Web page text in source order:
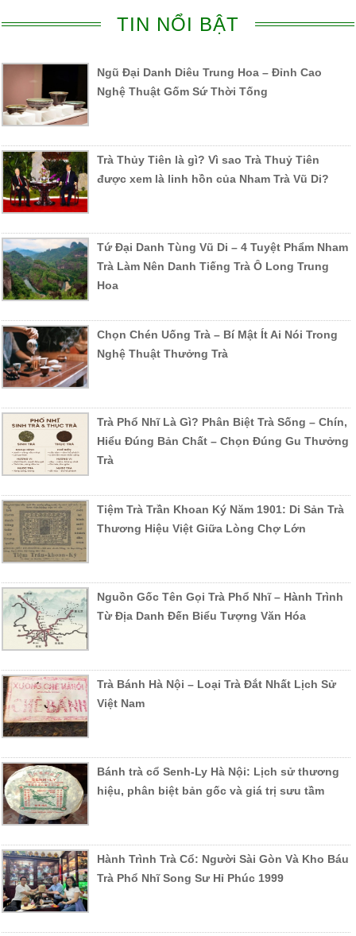
TIN NỔI BẬT
Ngũ Đại Danh Diêu Trung Hoa – Đỉnh Cao
Nghệ Thuật Gốm Sứ Thời Tống
Trà Thủy Tiên là gì? Vì sao Trà Thuỷ Tiên
được xem là linh hồn của Nham Trà Vũ Di?
Tứ Đại Danh Tùng Vũ Di – 4 Tuyệt Phẩm Nham
Trà Làm Nên Danh Tiếng Trà Ô Long Trung
Hoa
Chọn Chén Uống Trà – Bí Mật Ít Ai Nói Trong
Nghệ Thuật Thưởng Trà
Trà Phổ Nhĩ Là Gì? Phân Biệt Trà Sống – Chín,
Hiểu Đúng Bản Chất – Chọn Đúng Gu Thưởng
Trà
Tiệm Trà Trần Khoan Ký Năm 1901: Di Sản Trà
Thương Hiệu Việt Giữa Lòng Chợ Lớn
Nguồn Gốc Tên Gọi Trà Phổ Nhĩ – Hành Trình
Từ Địa Danh Đến Biểu Tượng Văn Hóa
Trà Bánh Hà Nội – Loại Trà Đắt Nhất Lịch Sử
Việt Nam
Bánh trà cổ Senh-Ly Hà Nội: Lịch sử thương
hiệu, phân biệt bản gốc và giá trị sưu tầm
Hành Trình Trà Cổ: Người Sài Gòn Và Kho Báu
Trà Phổ Nhĩ Song Sư Hỉ Phúc 1999